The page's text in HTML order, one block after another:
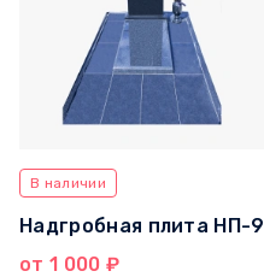
В наличии
Надгробная плита НП-9
от 1 000 ₽